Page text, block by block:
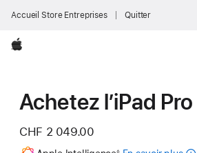
Accueil Store Entreprises Quitter
Apple
Achetez l’iPad Pro
CHF 2 049.00